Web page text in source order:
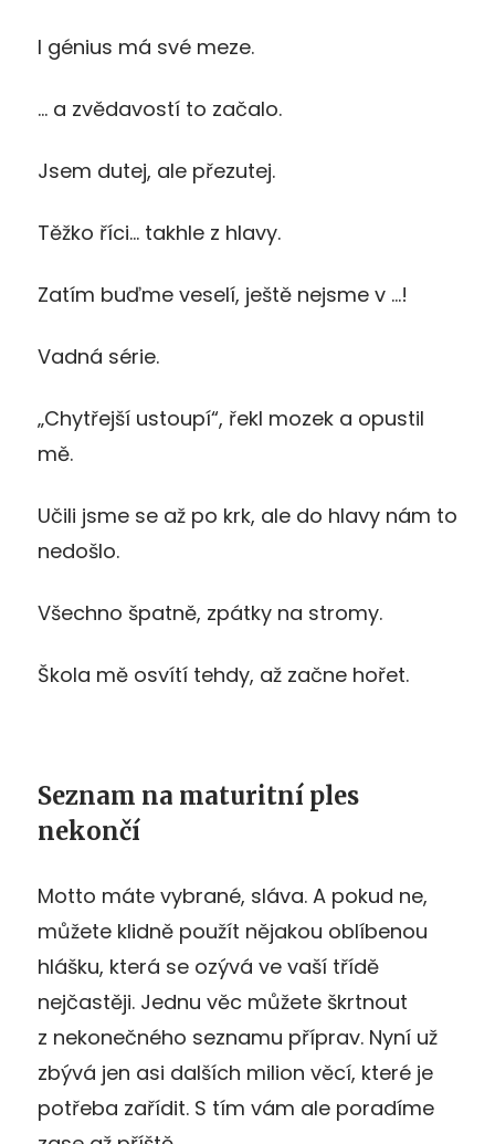
I génius má své meze.
… a zvědavostí to začalo.
Jsem dutej, ale přezutej.
Těžko říci… takhle z hlavy.
Zatím buďme veselí, ještě nejsme v …!
Vadná série.
„Chytřejší ustoupí“, řekl mozek a opustil
mě.
Učili jsme se až po krk, ale do hlavy nám to
nedošlo.
Všechno špatně, zpátky na stromy.
Škola mě osvítí tehdy, až začne hořet.
Seznam na maturitní ples
nekončí
Motto máte vybrané, sláva. A pokud ne,
můžete klidně použít nějakou oblíbenou
hlášku, která se ozývá ve vaší třídě
nejčastěji. Jednu věc můžete škrtnout
z nekonečného seznamu příprav. Nyní už
zbývá jen asi dalších milion věcí, které je
potřeba zařídit. S tím vám ale poradíme